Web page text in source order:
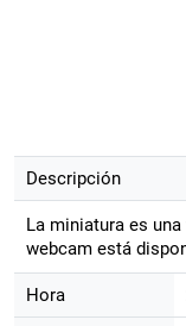
Descripción
La miniatura es
webcam está
Hora